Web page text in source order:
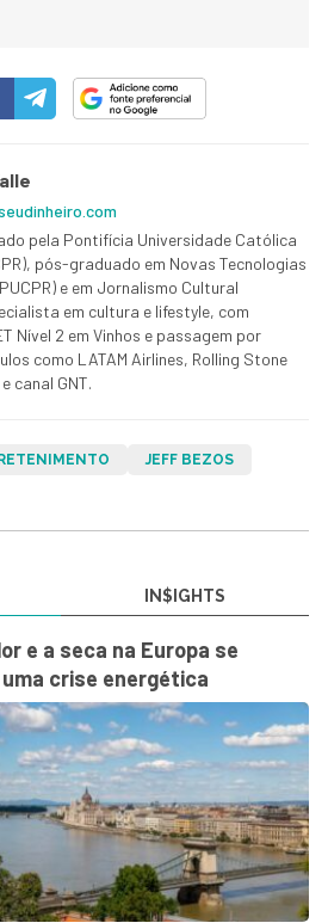
pela Pontifícia Universidade Católica
pós-graduado em Novas Tecnologias
e em Jornalismo Cultural
em cultura e lifestyle, com
Nível 2 em Vinhos e passagem por
como LATAM Airlines, Rolling Stone
canal GNT.
JEFF BEZOS
IN$IGHTS
e a seca na Europa se
crise energética